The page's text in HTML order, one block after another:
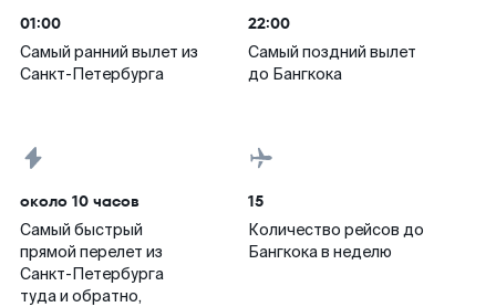
01:00
Самый ранний вылет из
Санкт-Петербурга
22:00
Самый поздний вылет
до Бангкока
около 10 часов
Самый быстрый
прямой перелет из
Санкт-Петербурга
туда и обратно,
15
Количество рейсов до
Бангкока в неделю